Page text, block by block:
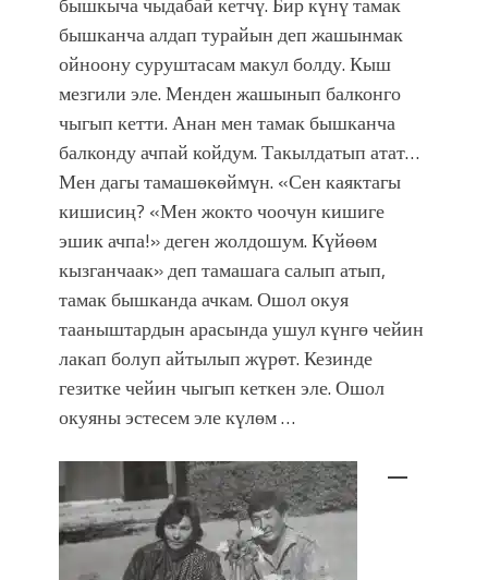
бышканча алдап турайын деп жашынмак
ойноону суруштасам макул болду. Кыш
мезгили эле. Менден жашынып балконго
чыгып кетти. Анан мен тамак бышканча
балконду ачпай койдум. Такылдатып атат…
Мен дагы тамашөкөймүн. «Сен каяктагы
кишисиң? «Мен жокто чоочун кишиге
эшик ачпа!» деген жолдошум. Күйөөм
кызганчаак» деп тамашага салып атып,
тамак бышканда ачкам. Ошол окуя
тааныштардын арасында ушул күнгө чейин
лакап болуп айтылып жүрөт. Кезинде
гезитке чейин чыгып кеткен эле. Ошол
окуяны эстесем эле күлөм …
—